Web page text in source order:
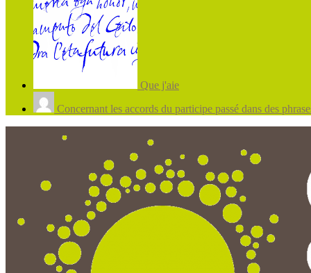
Que j'aie
Concernant les accords du participe passé dans des